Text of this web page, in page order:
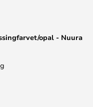
opal - Nuura